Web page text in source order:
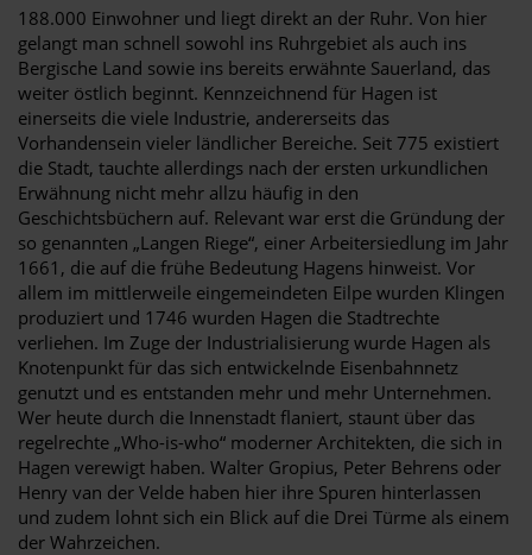
188.000 Einwohner und liegt direkt an der Ruhr. Von hier
gelangt man schnell sowohl ins Ruhrgebiet als auch ins
Bergische Land sowie ins bereits erwähnte Sauerland, das
weiter östlich beginnt. Kennzeichnend für Hagen ist
einerseits die viele Industrie, andererseits das
Vorhandensein vieler ländlicher Bereiche. Seit 775 existiert
die Stadt, tauchte allerdings nach der ersten urkundlichen
Erwähnung nicht mehr allzu häufig in den
Geschichtsbüchern auf. Relevant war erst die Gründung der
so genannten „Langen Riege“, einer Arbeitersiedlung im Jahr
1661, die auf die frühe Bedeutung Hagens hinweist. Vor
allem im mittlerweile eingemeindeten Eilpe wurden Klingen
produziert und 1746 wurden Hagen die Stadtrechte
verliehen. Im Zuge der Industrialisierung wurde Hagen als
Knotenpunkt für das sich entwickelnde Eisenbahnnetz
genutzt und es entstanden mehr und mehr Unternehmen.
Wer heute durch die Innenstadt flaniert, staunt über das
regelrechte „Who-is-who“ moderner Architekten, die sich in
Hagen verewigt haben. Walter Gropius, Peter Behrens oder
Henry van der Velde haben hier ihre Spuren hinterlassen
und zudem lohnt sich ein Blick auf die Drei Türme als einem
der Wahrzeichen.